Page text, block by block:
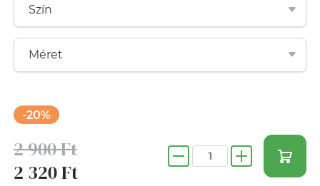
-20%
2 900 Ft
2 320 Ft